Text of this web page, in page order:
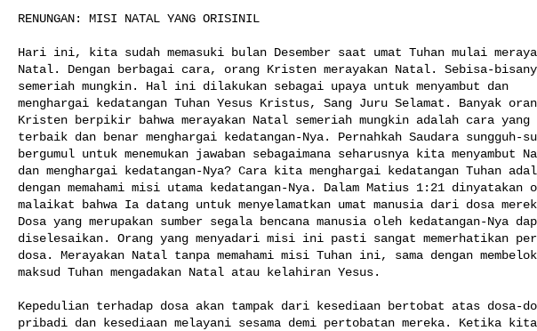
RENUNGAN: MISI NATAL YANG ORISINIL
Hari ini, kita sudah memasuki bulan Desember saat umat Tuhan mulai
Natal. Dengan berbagai cara, orang Kristen merayakan Natal. Sebisa-
semeriah mungkin. Hal ini dilakukan sebagai upaya untuk menyambut dan
menghargai kedatangan Tuhan Yesus Kristus, Sang Juru Selamat. Banyak
Kristen berpikir bahwa merayakan Natal semeriah mungkin adalah cara yang
terbaik dan benar menghargai kedatangan-Nya. Pernahkah Saudara sungguh-
bergumul untuk menemukan jawaban sebagaimana seharusnya kita menyambut
dan menghargai kedatangan-Nya? Cara kita menghargai kedatangan Tuhan
dengan memahami misi utama kedatangan-Nya. Dalam Matius 1:21 dinyatakan
malaikat bahwa Ia datang untuk menyelamatkan umat manusia dari dosa
Dosa yang merupakan sumber segala bencana manusia oleh kedatangan-Nya
diselesaikan. Orang yang menyadari misi ini pasti sangat memerhatikan
dosa. Merayakan Natal tanpa memahami misi Tuhan ini, sama dengan
maksud Tuhan mengadakan Natal atau kelahiran Yesus.
Kepedulian terhadap dosa akan tampak dari kesediaan bertobat atas dosa-
pribadi dan kesediaan melayani sesama demi pertobatan mereka. Ketika kita